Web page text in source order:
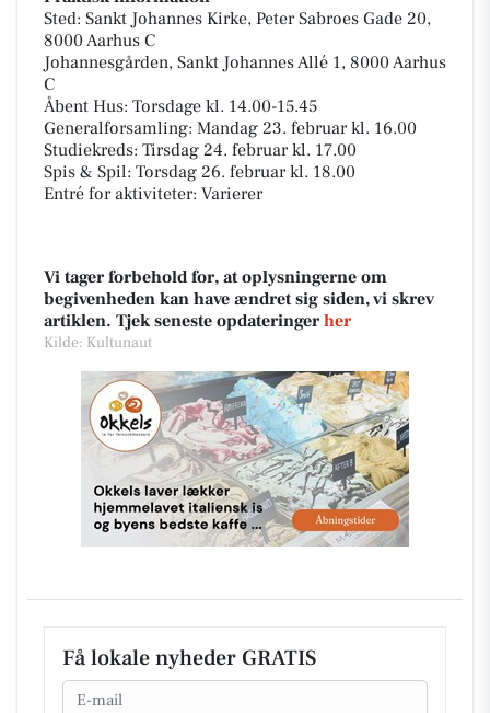
Sted: Sankt Johannes Kirke, Peter Sabroes Gade 20,
8000 Aarhus C
Johannesgården, Sankt Johannes Allé 1, 8000 Aarhus
C
Åbent Hus: Torsdage kl. 14.00-15.45
Generalforsamling: Mandag 23. februar kl. 16.00
Studiekreds: Tirsdag 24. februar kl. 17.00
Spis & Spil: Torsdag 26. februar kl. 18.00
Entré for aktiviteter: Varierer
Vi tager forbehold for, at oplysningerne om
begivenheden kan have ændret sig siden, vi skrev
artiklen. Tjek seneste opdateringer her
Kilde: Kultunaut
Få lokale nyheder GRATIS
Email